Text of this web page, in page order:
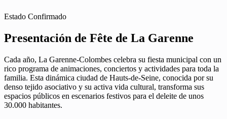
Estado Confirmado
Presentación de Fête de La Garenne
Cada año, La Garenne-Colombes celebra su fiesta municipal con un
rico programa de animaciones, conciertos y actividades para toda la
familia. Esta dinámica ciudad de Hauts-de-Seine, conocida por su
denso tejido asociativo y su activa vida cultural, transforma sus
espacios públicos en escenarios festivos para el deleite de unos
30.000 habitantes.